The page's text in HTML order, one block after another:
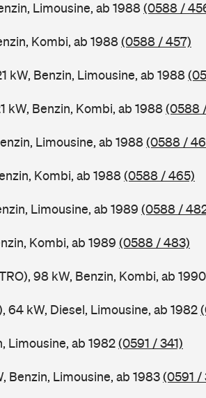
Limousine, ab 1988(0588 /
Kombi, ab 1988(0588 / 457)
kW, Benzin, Limousine, ab 1988
kW, Benzin, Kombi, ab 1988(0588
Limousine, ab 1988(0588 /
Kombi, ab 1988(0588 / 465)
Limousine, ab 1989 (0588 /
Kombi, ab 1989 (0588 / 483)
98 kW, Benzin, Kombi, ab 1990
64 kW, Diesel, Limousine, ab 1982
Limousine, ab 1982(0591 / 341)
Benzin, Limousine, ab 1983(0591 /